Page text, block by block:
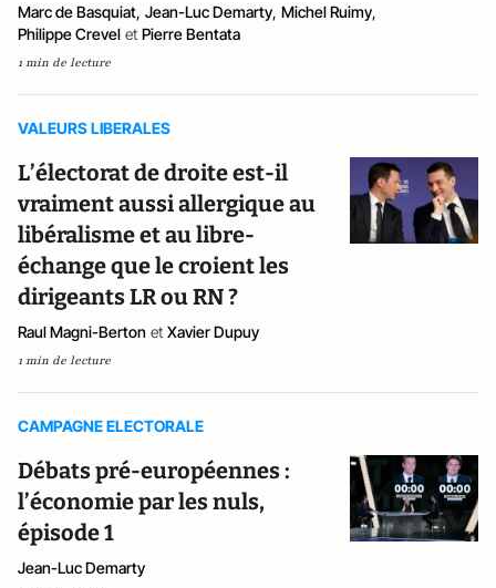
Marc de Basquiat, Jean-Luc Demarty, Michel Ruimy,
Philippe Crevel et Pierre Bentata
1 min de lecture
VALEURS LIBERALES
L’électorat de droite est-il
vraiment aussi allergique au
libéralisme et au libre-
échange que le croient les
dirigeants LR ou RN ?
Raul Magni-Berton et Xavier Dupuy
1 min de lecture
CAMPAGNE ELECTORALE
Débats pré-européennes :
l’économie par les nuls,
épisode 1
Jean-Luc Demarty